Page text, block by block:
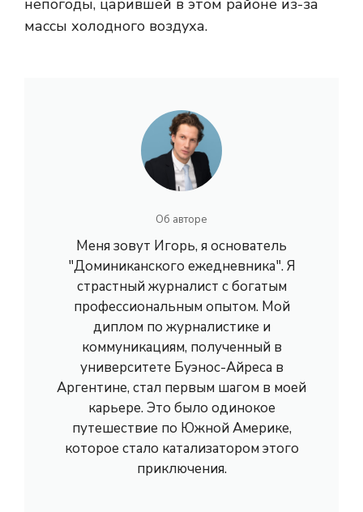
непогоды, царившей в этом районе из-за
массы холодного воздуха.
Об авторе
Меня зовут Игорь, я основатель
"Доминиканского ежедневника". Я
страстный журналист с богатым
профессиональным опытом. Мой
диплом по журналистике и
коммуникациям, полученный в
университете Буэнос-Айреса в
Аргентине, стал первым шагом в моей
карьере. Это было одинокое
путешествие по Южной Америке,
которое стало катализатором этого
приключения.